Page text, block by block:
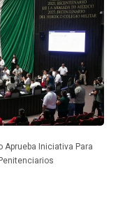
Aprueba Iniciativa Para